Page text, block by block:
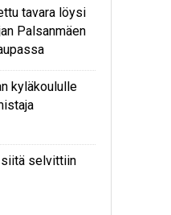
tavara löysi
Palsanmäen
kyläkoululle
selvittiin